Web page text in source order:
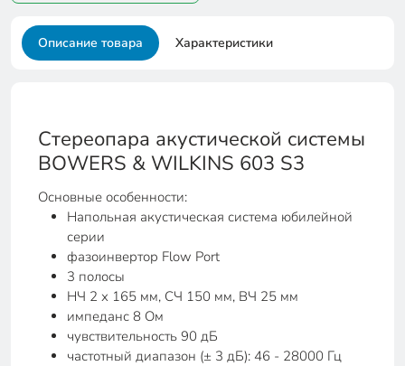
Описание товара Характеристики
Стереопара акустической системы
BOWERS & WILKINS 603 S3
Основные особенности:
Напольная акустическая система юбилейной
серии
фазоинвертор Flow Port
3 полосы
НЧ 2 х 165 мм, СЧ 150 мм, ВЧ 25 мм
импеданс 8 Ом
чувствительность 90 дБ
частотный диапазон (± 3 дБ): 46 - 28000 Гц